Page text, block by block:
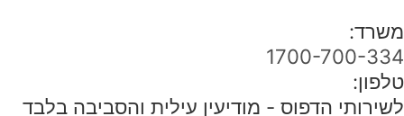
משרד:
1700-700-334
טלפון:
לשירותי הדפוס - מודיעין עילית והסביבה בלבד